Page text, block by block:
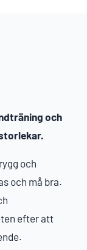
och
och
och må bra.
efter att